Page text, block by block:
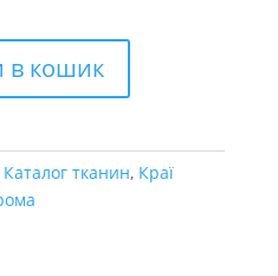
в кошик
Каталог тканин, Краї